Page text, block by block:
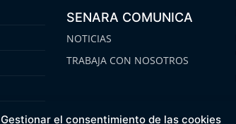
Gestionar el consentimiento de las cookies
SENARA COMUNICA
NOTICIAS
TRABAJA CON NOSOTROS